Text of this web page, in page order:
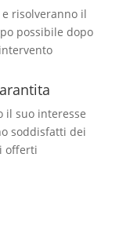
risolveranno il
possibile dopo
il suo interesse
soddisfatti dei
offerti